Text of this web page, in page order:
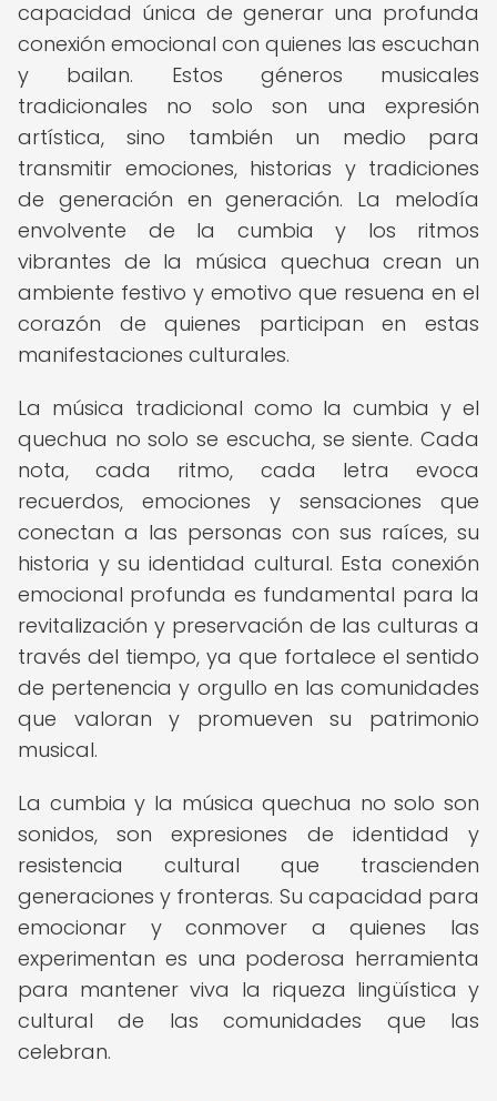
capacidad única de generar una profunda
conexión emocional con quienes las escuchan
y bailan. Estos géneros musicales
tradicionales no solo son una expresión
artística, sino también un medio para
transmitir emociones, historias y tradiciones
de generación en generación. La melodía
envolvente de la cumbia y los ritmos
vibrantes de la música quechua crean un
ambiente festivo y emotivo que resuena en el
corazón de quienes participan en estas
manifestaciones culturales.
La música tradicional como la cumbia y el
quechua no solo se escucha, se siente. Cada
nota, cada ritmo, cada letra evoca
recuerdos, emociones y sensaciones que
conectan a las personas con sus raíces, su
historia y su identidad cultural. Esta conexión
emocional profunda es fundamental para la
revitalización y preservación de las culturas a
través del tiempo, ya que fortalece el sentido
de pertenencia y orgullo en las comunidades
que valoran y promueven su patrimonio
musical.
La cumbia y la música quechua no solo son
sonidos, son expresiones de identidad y
resistencia cultural que trascienden
generaciones y fronteras. Su capacidad para
emocionar y conmover a quienes las
experimentan es una poderosa herramienta
para mantener viva la riqueza lingüística y
cultural de las comunidades que las
celebran.